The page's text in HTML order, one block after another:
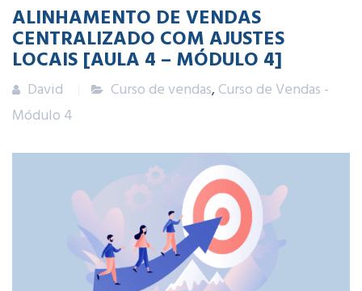
ALINHAMENTO DE VENDAS
CENTRALIZADO COM AJUSTES
LOCAIS [AULA 4 – MÓDULO 4]
David Curso de vendas,Curso de Vendas -
Módulo 4